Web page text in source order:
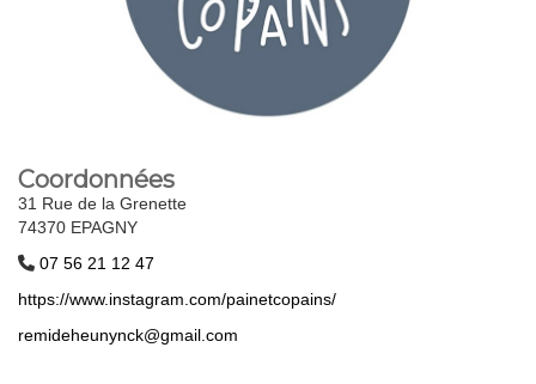
Coordonnées
31 Rue de la Grenette
74370 EPAGNY
07 56 21 12 47
https://www.instagram.com/painetcopains/
remideheunynck@gmail.com